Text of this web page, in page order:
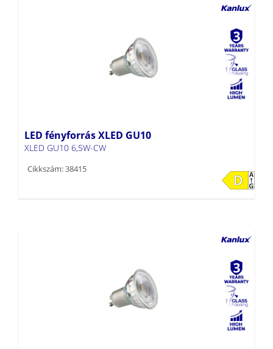
LED fényforrás XLED GU10
XLED GU10 6,5W-CW
Cikkszám: 38415